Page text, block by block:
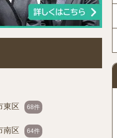
東区 68件
南区 64件